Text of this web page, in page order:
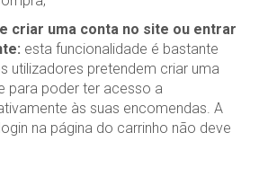
criar uma conta no site ou entrar
esta funcionalidade é bastante
utilizadores pretendem criar uma
para poder ter acesso a
às suas encomendas. A
na página do carrinho não deve